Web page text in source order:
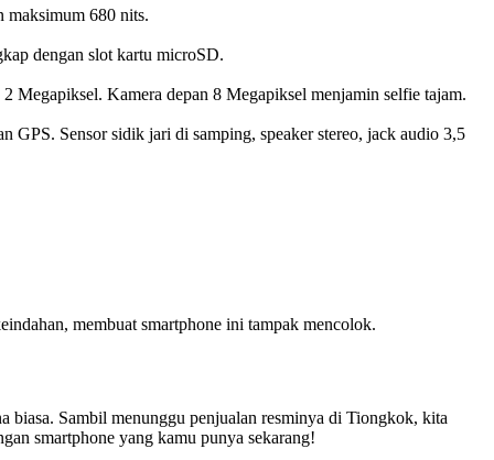
maksimum 680 nits.
dengan slot kartu microSD.
Megapiksel. Kamera depan 8 Megapiksel menjamin selfie tajam.
Sensor sidik jari di samping, speaker stereo, jack audio 3,5
membuat smartphone ini tampak mencolok.
biasa. Sambil menunggu penjualan resminya di Tiongkok, kita
smartphone yang kamu punya sekarang!